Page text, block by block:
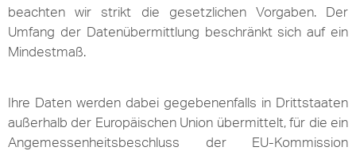
beachten wir strikt die gesetzlichen Vorgaben. Der
Umfang der Datenübermittlung beschränkt sich auf ein
Mindestmaß.
Ihre Daten werden dabei gegebenenfalls in Drittstaaten
außerhalb der Europäischen Union übermittelt, für die ein
Angemessenheitsbeschluss der EU-Kommission